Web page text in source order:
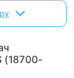
в Німеччині.
(18700-